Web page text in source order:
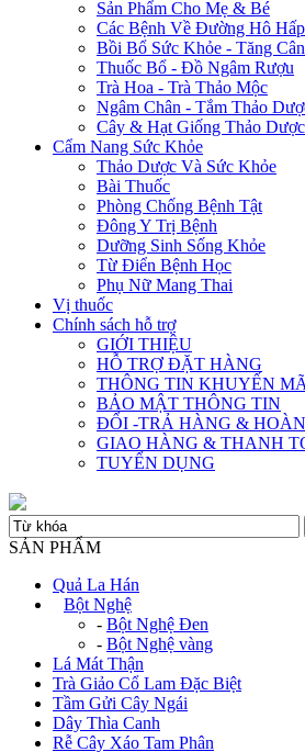
Sản Phẩm Cho Mẹ & Bé
Các Bệnh Về Đường Hô Hấp
Bồi Bổ Sức Khỏe - Tăng Cân
Thuốc Bổ - Đồ Ngâm Rượu
Trà Hoa - Trà Thảo Mộc
Ngâm Chân - Tắm Thảo
Cây & Hạt Giống Thảo Dược
Cẩm Nang Sức Khỏe
Thảo Dược Và Sức Khỏe
Bài Thuốc
Phòng Chống Bệnh Tật
Đông Y Trị Bệnh
Dưỡng Sinh Sống Khỏe
Từ Điển Bệnh Học
Phụ Nữ Mang Thai
Vị thuốc
Chính sách hỗ trợ
GIỚI THIỆU
HỖ TRỢ ĐẶT HÀNG
THÔNG TIN KHUYẾN
BẢO MẬT THÔNG TIN
ĐỔI -TRẢ HÀNG &
GIAO HÀNG & THANH
TUYỂN DỤNG
SẢN PHẨM
Quả La Hán
Bột Nghệ
- Bột Nghệ Đen
- Bột Nghệ vàng
Lá Mát Thận
Trà Giảo Cổ Lam Đặc Biệt
Tầm Gửi Cây Ngái
Dây Thìa Canh
Rễ Cây Xáo Tam Phân